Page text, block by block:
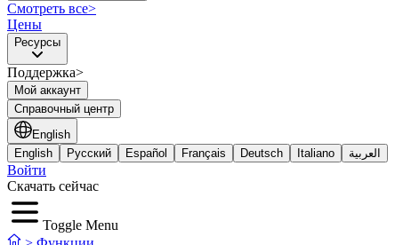
Смотреть все>
Цены
Ресурсы
Поддержка>
Мой аккаунт
Справочный центр
English
English
Русский Español Français Deutsch Italiano العربية
Войти
Скачать сейчас
Toggle Menu